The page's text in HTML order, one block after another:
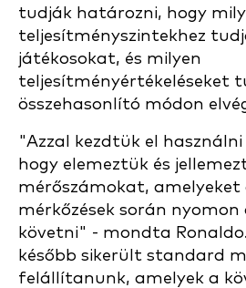
tudják határozni, hogy
teljesítményszintekhez
játékosokat, és milyen
teljesítményértékeléseket
összehasonlító módon
"Azzal kezdtük el
hogy elemeztük és
mérőszámokat, amelyeket
mérkőzések során
követni" - mondta
később sikerült standard
felállítanunk, amelyek a